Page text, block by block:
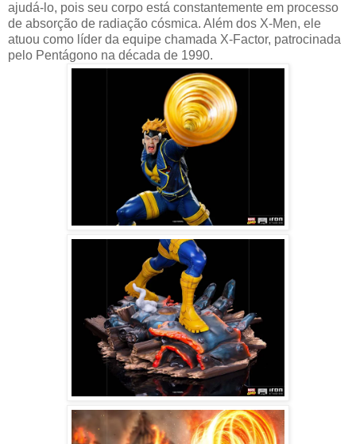
ajudá-lo, pois seu corpo está constantemente em processo
de absorção de radiação cósmica. Além dos X-Men, ele
atuou como líder da equipe chamada X-Factor, patrocinada
pelo Pentágono na década de 1990.